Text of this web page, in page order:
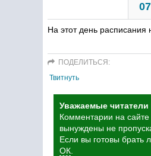
На этот день расписания
ПОДЕЛИТЬСЯ:
Твитнуть
Уважаемые
Комментарии на
вынуждены не
Если вы готовы брать
ОК